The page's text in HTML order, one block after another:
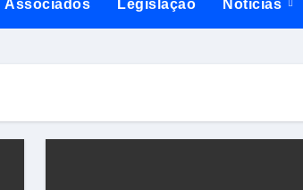
Associados Legislação Notícias